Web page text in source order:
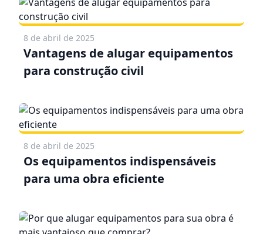
8 de abril de 2025
Vantagens de alugar equipamentos
para construção civil
8 de abril de 2025
Os equipamentos indispensáveis
para uma obra eficiente